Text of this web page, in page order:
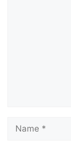
Name